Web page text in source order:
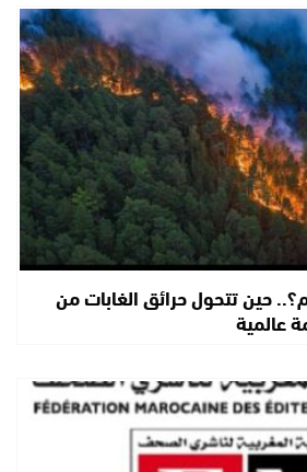
حين تتحول حرائق الغابات من
عالمية